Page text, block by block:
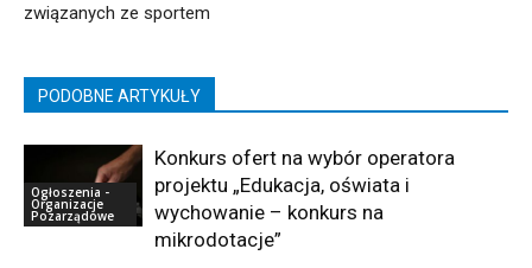
związanych ze sportem
PODOBNE ARTYKUŁY
Ogłoszenia -
Organizacje
Pozarządowe
Konkurs ofert na wybór operatora
projektu „Edukacja, oświata i
wychowanie – konkurs na
mikrodotacje”